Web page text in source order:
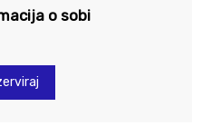
o sobi